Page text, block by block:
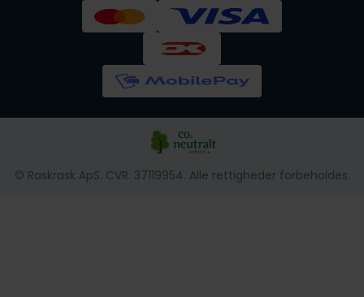
© Raskrask ApS. CVR: 37119954. Alle rettigheder forbeholdes.